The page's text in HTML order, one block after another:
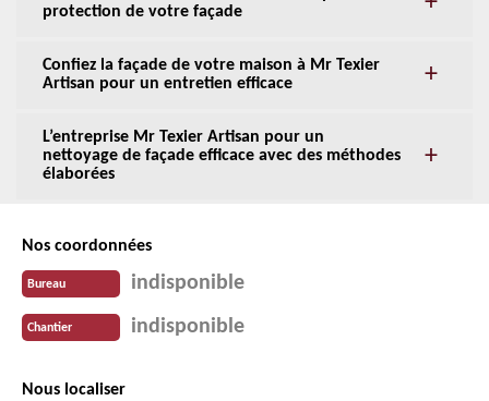
protection de votre façade
Confiez la façade de votre maison à Mr Texier
Artisan pour un entretien efficace
L’entreprise Mr Texier Artisan pour un
nettoyage de façade efficace avec des méthodes
élaborées
Nos coordonnées
Bureau indisponible
Chantier indisponible
Nous localiser